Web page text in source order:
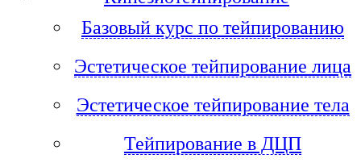
Базовый курс по тейпированию
Эстетическое тейпирование лица
Эстетическое тейпирование тела
Тейпирование в ДЦП